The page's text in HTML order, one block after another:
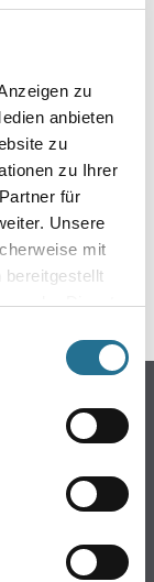
zu
anbieten
zu
zu Ihrer
für
Unsere
mit
bereitgestellt
der Dienste